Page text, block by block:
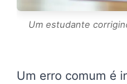
Um estudante
Um erro comum é